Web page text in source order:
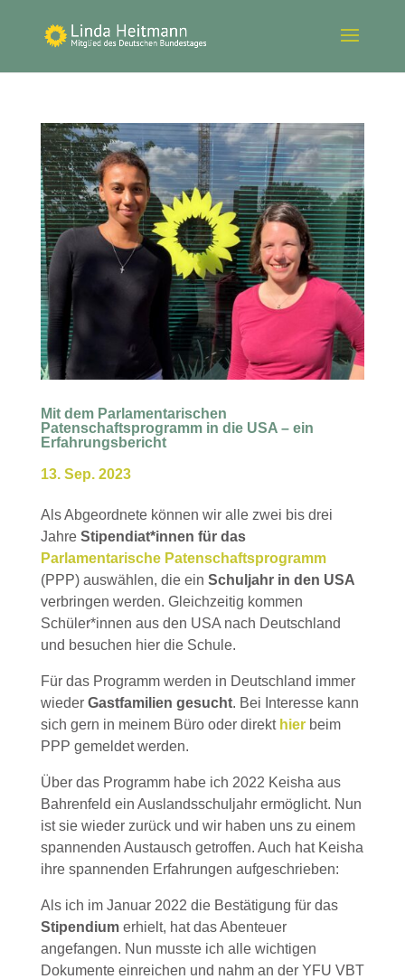
Mit dem Parlamentarischen
Patenschaftsprogramm in die USA – ein
Erfahrungsbericht
13. Sep. 2023
Als Abgeordnete können wir alle zwei bis drei
Jahre Stipendiat*innen für das
Parlamentarische Patenschaftsprogramm
(PPP) auswählen, die ein Schuljahr in den USA
verbringen werden. Gleichzeitig kommen
Schüler*innen aus den USA nach Deutschland
und besuchen hier die Schule.
Für das Programm werden in Deutschland immer
wiederGastfamilien gesucht. Bei Interesse kann
sich gern in meinem Büro oder direkt hierbeim
PPP gemeldet werden.
Über das Programm habe ich 2022 Keisha aus
Bahrenfeld ein Auslandsschuljahr ermöglicht. Nun
ist sie wieder zurück und wir haben uns zu einem
spannenden Austausch getroffen. Auch hat Keisha
ihre spannenden Erfahrungen aufgeschrieben:
Als ich im Januar 2022 die Bestätigung für das
Stipendiumerhielt, hat das Abenteuer
angefangen. Nun musste ich alle wichtigen
Dokumente einreichen und nahm an der YFU VBT